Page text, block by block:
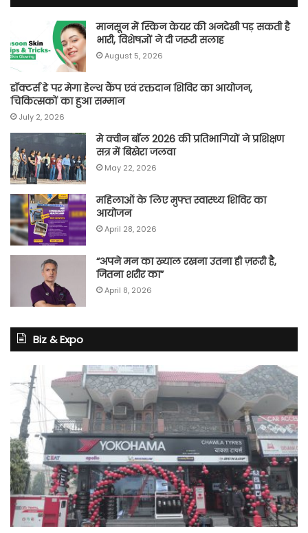
मानसून में स्किन केयर की अनदेखी पड़ सकती है
भारी, विशेषज्ञों ने दी जरूरी सलाह
August 5, 2026
डॉक्टर्स डे पर मेगा हेल्थ कैंप एवं रक्तदान शिविर का आयोजन,
चिकित्सकों का हुआ सम्मान
July 2, 2026
मे क्वीन बॉल 2026 की प्रतिभागियों ने प्रशिक्षण
सत्र में बिखेरा जलवा
May 22, 2026
महिलाओं के लिए मुफ्त स्वास्थ्य शिविर का
आयोजन
April 28, 2026
“अपने मन का ख्याल रखना उतना ही ज़रूरी है,
जितना शरीर का”
April 8, 2026
Biz & Expo